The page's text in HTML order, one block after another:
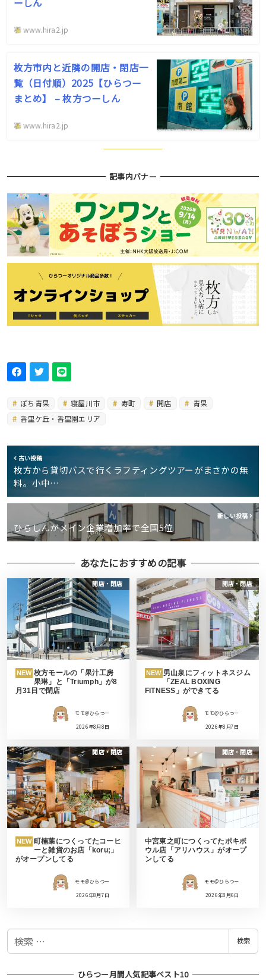
www.hira2.jp
枚方市内と近隣の開店・閉店一
覧（日付順）2025【ひらつー
まとめ】 – 枚方つーしん
www.hira2.jp
記事内バナー
ぽち青果 寝屋川市 寿町 開店
青果
香里ケ丘・香里園エリア
古い投稿
枚方から貸切バスで行くラフティングツアーがまさかの無
料。小中…
新しい投稿
ひらしんがメイン企業増加率で全国5位
あなたにおすすめの記事
開店・閉店
NEW 枚方モールの「果汁工房
果琳」と「Triumph」が8
月31日で閉店
モモ＠ひらつー
2026年8月8日
開店・閉店
NEW 男山泉にフィットネスジム
「ZEAL BOXING
FITNESS」ができてる
モモ＠ひらつー
2026年8月7日
開店・閉店
NEW 町楠葉につくってたコーヒ
ーと雑貨のお店「koru;」
がオープンしてる
モモ＠ひらつー
2026年8月7日
開店・閉店
中宮東之町につくってたポキボ
ウル店「アリハウス」がオープ
ンしてる
モモ＠ひらつー
2026年8月6日
検
検索
ひらつー月間人気記事ベスト10